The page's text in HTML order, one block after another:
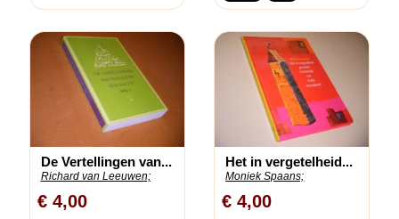
De Vertellingen van...
Richard van Leeuwen;
€ 4,00
Het in vergetelheid...
Moniek Spaans;
€ 4,00